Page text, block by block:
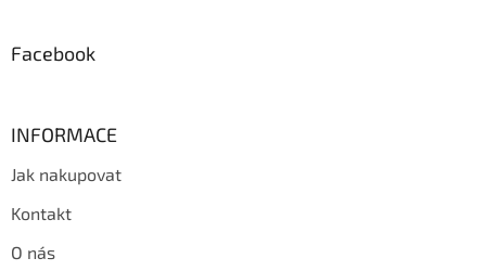
Facebook
INFORMACE
Jak nakupovat
Kontakt
O nás